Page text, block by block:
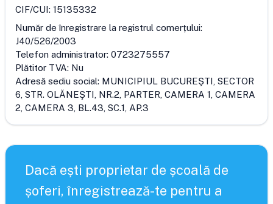
CIF/CUI: 15135332
Număr de înregistrare la registrul comerțului:
J40/526/2003
Telefon administrator: 0723275557
Plătitor TVA: Nu
Adresă sediu social: MUNICIPIUL BUCUREŞTI, SECTOR
6, STR. OLĂNEŞTI, NR.2, PARTER, CAMERA 1, CAMERA
2, CAMERA 3, BL.43, SC.1, AP.3
Dacă ești proprietar de școală de
șoferi, înregistrează-te pentru a